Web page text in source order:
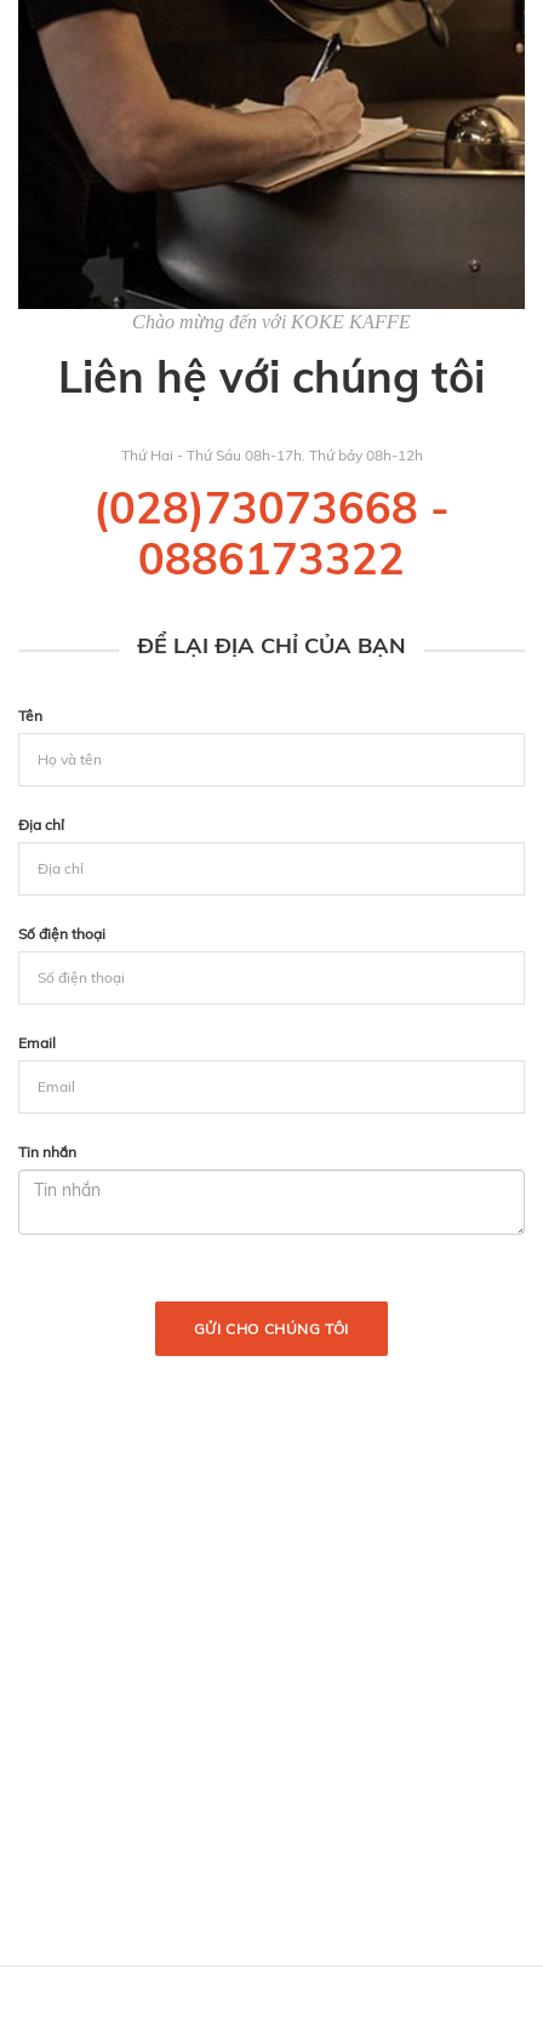
Chào mừng đến với KOKE KAFFE
Liên hệ với chúng tôi
Thứ Hai - Thứ Sáu 08h-17h. Thứ bảy 08h-12h
(028)73073668 -
0886173322
ĐỂ LẠI ĐỊA CHỈ CỦA BẠN
Tên
Địa chỉ
Số điện thoại
Email
Tin nhắn
GỬI CHO CHÚNG TÔI